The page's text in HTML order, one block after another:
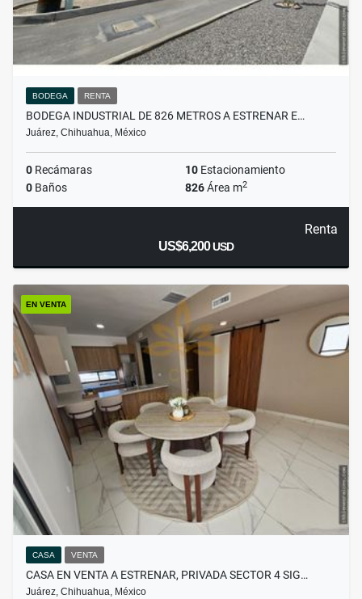
BODEGA RENTA
BODEGA INDUSTRIAL DE 826 METROS A ESTRENAR E…
Juárez, Chihuahua, México
0 Recámaras 10 Estacionamiento
0 Baños 826Área m2
Renta
US$6,200USD
EN VENTA
CASA VENTA
CASA EN VENTA A ESTRENAR, PRIVADA SECTOR 4 SIG…
Juárez, Chihuahua, México